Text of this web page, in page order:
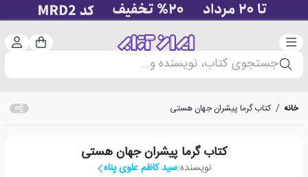
دسته‌بندی سبد
جستجوی کتاب، نویسنده و...
خانه / کتاب گرما پیشران جهان هستی
کتاب گرما پیشران جهان هستی
نویسنده:سید کاظم علوی پناه